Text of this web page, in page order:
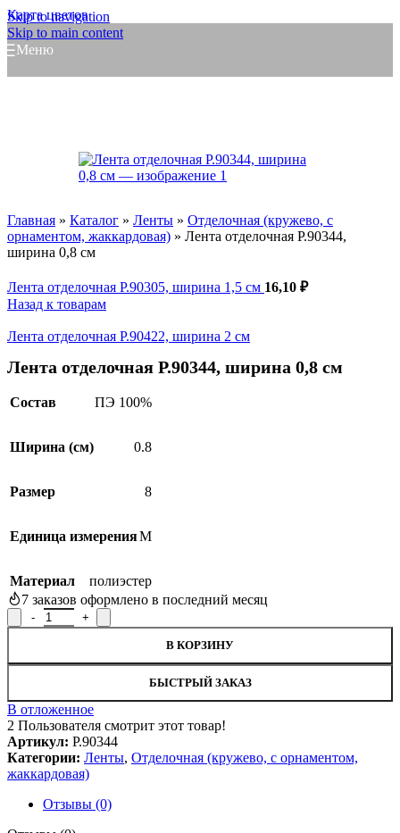
Карта цветов
Skip to navigation
Skip to main content
Меню
Главная » Каталог » Ленты » Отделочная (кружево, с
орнаментом, жаккардовая) » Лента отделочная Р.90344,
ширина 0,8 см
Лента отделочная Р.90305, ширина 1,5 см 16,10 ₽
Назад к товарам
Лента отделочная Р.90422, ширина 2 см
Лента отделочная Р.90344, ширина 0,8 см
Состав ПЭ 100%
Ширина (см) 0.8
Размер 8
Единица измеренияМ
Материал
полиэстер
7 заказов оформлено в последний месяц
Количество товара Лента отделочная Р.90344, ширина 0,8 см
В КОРЗИНУ
БЫСТРЫЙ ЗАКАЗ
В отложенное
2 Пользователя смотрит этот товар!
Артикул: Р.90344
Категории: Ленты, Отделочная (кружево, с орнаментом,
жаккардовая)
Отзывы (0)